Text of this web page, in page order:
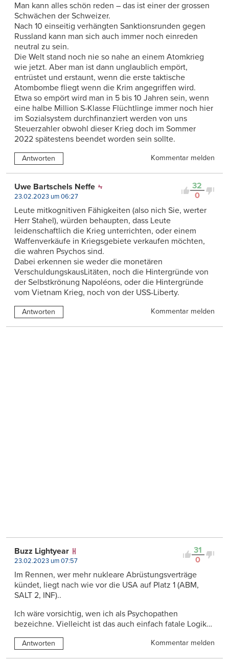
Man kann alles schön reden – das ist einer der grossen
Schwächen der Schweizer.
Nach 10 einseitig verhängten Sanktionsrunden gegen
Russland kann man sich auch immer noch einreden
neutral zu sein.
Die Welt stand noch nie so nahe an einem Atomkrieg
wie jetzt. Aber man ist dann unglaublich empört,
entrüstet und erstaunt, wenn die erste taktische
Atombombe fliegt wenn die Krim angegriffen wird.
Etwa so empört wird man in 5 bis 10 Jahren sein, wenn
eine halbe Million S-Klasse Flüchtlinge immer noch hier
im Sozialsystem durchfinanziert werden von uns
Steuerzahler obwohl dieser Krieg doch im Sommer
2022 spätestens beendet worden sein sollte.
Antworten Kommentar melden
32
0
Uwe Bartschels Neffe
23.02.2023 um 06:27
Leute mitkognitiven Fähigkeiten (also nich Sie, werter
Herr Stahel), würden behaupten, dass Leute
leidenschaftlich die Krieg unterrichten, oder einem
Waffenverkäufe in Kriegsgebiete verkaufen möchten,
die wahren Psychos sind.
Dabei erkennen sie weder die monetären
VerschuldungskausLitäten, noch die Hintergründe von
der Selbstkrönung Napoléons, oder die Hintergründe
vom Vietnam Krieg, noch von der USS-Liberty.
Antworten Kommentar melden
31
0
Buzz Lightyear
23.02.2023 um 07:57
Im Rennen, wer mehr nukleare Abrüstungsverträge
kündet, liegt nach wie vor die USA auf Platz 1 (ABM,
SALT 2, INF)..
Ich wäre vorsichtig, wen ich als Psychopathen
bezeichne. Vielleicht ist das auch einfach fatale Logik…
Antworten Kommentar melden